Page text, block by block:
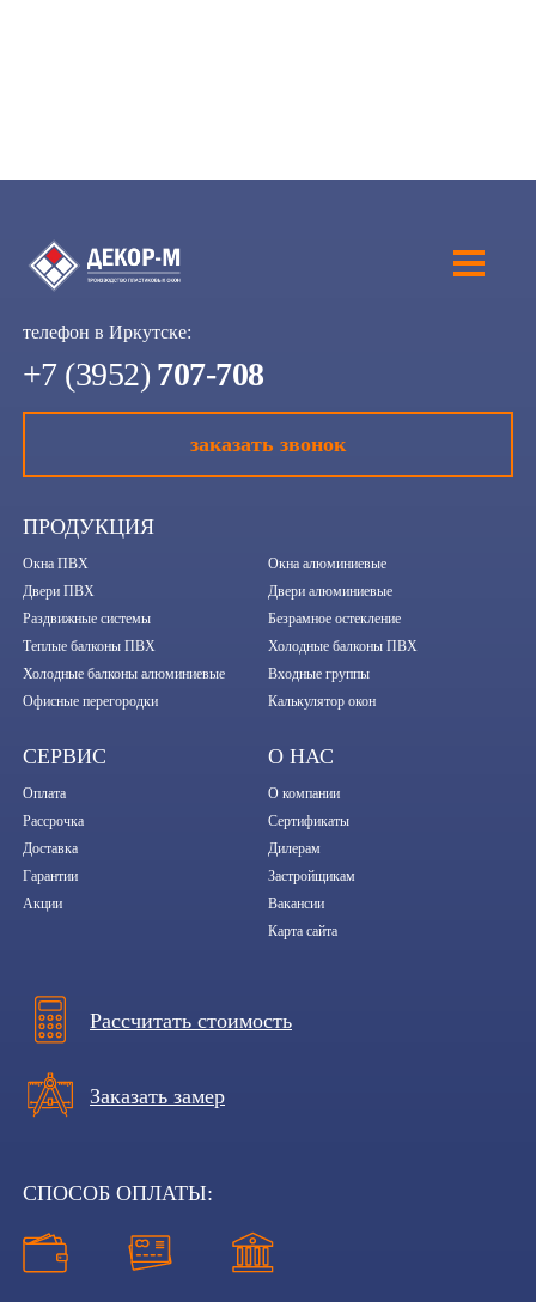
телефон в Иркутске:
+7 (3952) 707-708
заказать звонок
ПРОДУКЦИЯ
Окна ПВХ
Окна алюминиевые
Двери ПВХ
Двери алюминиевые
Раздвижные системы
Безрамное остекление
Теплые балконы ПВХ
Холодные балконы ПВХ
Холодные балконы алюминиевые
Входные группы
Офисные перегородки
Калькулятор окон
СЕРВИС
Оплата
Рассрочка
Доставка
Гарантии
Акции
О НАС
О компании
Сертификаты
Дилерам
Застройщикам
Вакансии
Карта сайта
Рассчитать стоимость
Заказать замер
СПОСОБ ОПЛАТЫ: